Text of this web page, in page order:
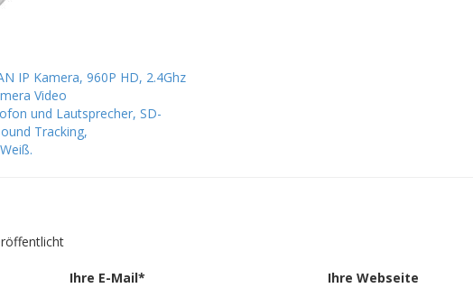
IP Kamera, 960P HD, 2.4Ghz
Video
und Lautsprecher, SD-
Tracking,
Ihre E-Mail* Ihre Webseite